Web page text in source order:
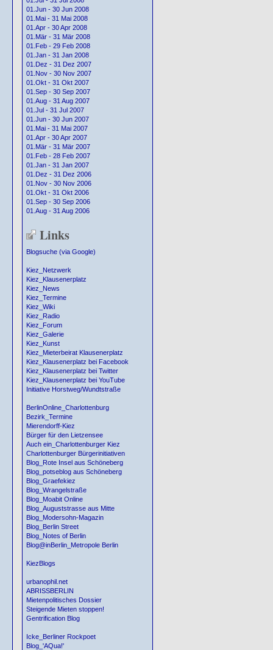
01.Jun - 30 Jun 2008
01.Mai - 31 Mai 2008
01.Apr - 30 Apr 2008
01.Mär - 31 Mär 2008
01.Feb - 29 Feb 2008
01.Jan - 31 Jan 2008
01.Dez - 31 Dez 2007
01.Nov - 30 Nov 2007
01.Okt - 31 Okt 2007
01.Sep - 30 Sep 2007
01.Aug - 31 Aug 2007
01.Jul - 31 Jul 2007
01.Jun - 30 Jun 2007
01.Mai - 31 Mai 2007
01.Apr - 30 Apr 2007
01.Mär - 31 Mär 2007
01.Feb - 28 Feb 2007
01.Jan - 31 Jan 2007
01.Dez - 31 Dez 2006
01.Nov - 30 Nov 2006
01.Okt - 31 Okt 2006
01.Sep - 30 Sep 2006
01.Aug - 31 Aug 2006
Links
Blogsuche (via Google)
Kiez_Netzwerk
Kiez_Klausenerplatz
Kiez_News
Kiez_Termine
Kiez_Wiki
Kiez_Radio
Kiez_Forum
Kiez_Galerie
Kiez_Kunst
Kiez_Mieterbeirat Klausenerplatz
Kiez_Klausenerplatz bei Facebook
Kiez_Klausenerplatz bei Twitter
Kiez_Klausenerplatz bei YouTube
Initiative Horstweg/Wundtstraße
BerlinOnline_Charlottenburg
Bezirk_Termine
Mierendorff-Kiez
Bürger für den Lietzensee
Auch ein_Charlottenburger Kiez
Charlottenburger Bürgerinitiativen
Blog_Rote Insel aus Schöneberg
Blog_potseblog aus Schöneberg
Blog_Graefekiez
Blog_Wrangelstraße
Blog_Moabit Online
Blog_Auguststrasse aus Mitte
Blog_Modersohn-Magazin
Blog_Berlin Street
Blog_Notes of Berlin
Blog@inBerlin_Metropole Berlin
KiezBlogs
urbanophil.net
ABRISSBERLIN
Mietenpolitisches Dossier
Steigende Mieten stoppen!
Gentrification Blog
Icke_Berliner Rockpoet
Blog_'AQua!'